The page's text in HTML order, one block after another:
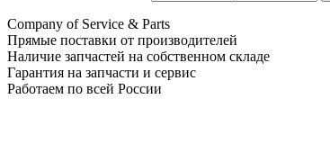
Company of Service & Parts
Прямые поставки от производителей
Наличие запчастей на собственном складе
Гарантия на запчасти и сервис
Работаем по всей России